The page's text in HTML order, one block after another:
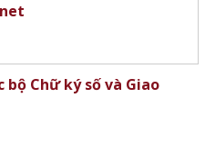
bộ Chữ ký số và Giao